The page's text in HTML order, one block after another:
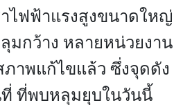
ไฟฟ้าแรงสูงขนาดใหญ่
มกว้าง หลายหน่วยงาน
าพแก้ไขแล้ว ซึ่งจุดดัง
ที่พบหลุมยุบในวันนี้